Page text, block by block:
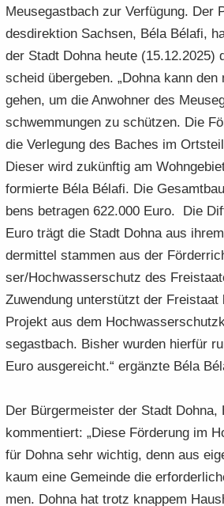
Meu­se­gast­bach zur Ver­fü­gung. Der
des­di­rek­ti­on Sach­sen, Béla Bélafi,
der Stadt Dohna heute (15.12.2025)
scheid über­ge­ben. „Dohna kann
gehen, um die An­woh­ner des
schwem­mun­gen zu schüt­zen. Die
die Ver­le­gung des Ba­ches im
Die­ser wird zu­künf­tig am
for­mier­te Béla Bélafi. Die
bens be­tra­gen 622.000 Euro. Die
Euro trägt die Stadt Dohna aus
der­mit­tel stam­men aus der
ser/Hoch­was­ser­schutz des
Zu­wen­dung un­ter­stützt der
Pro­jekt aus dem
se­gast­bach. Bis­her wur­den hier­für
Euro aus­ge­reicht.“ er­gänz­te Béla
Der Bür­ger­meis­ter der Stadt Dohna,
kom­men­tiert: „Diese För­de­rung im
für Dohna sehr wich­tig, denn aus
kaum eine Ge­mein­de die
men. Dohna hat trotz knap­pem